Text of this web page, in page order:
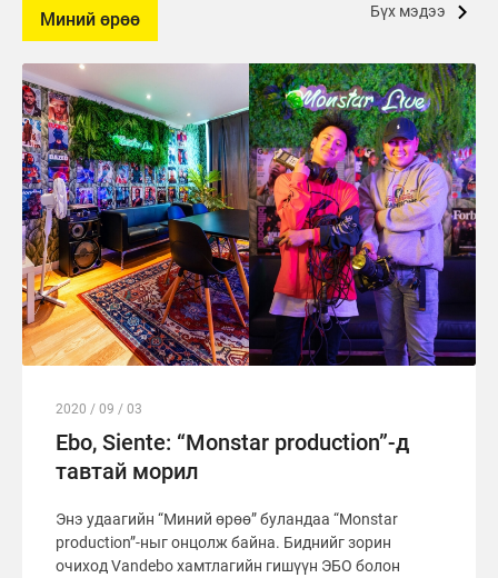
Миний өрөө Бүх мэдээ
2020 / 09 / 03
Ebo, Siente: “Monstar production”-д
тавтай морил
Энэ удаагийн “Миний өрөө” буландаа “Monstar
production”-ныг онцолж байна. Биднийг зорин
очиход Vandebo хамтлагийн гишүүн ЭБО болон